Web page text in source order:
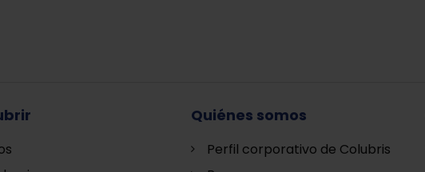
Quiénes somos
Perfil corporativo de Colubris